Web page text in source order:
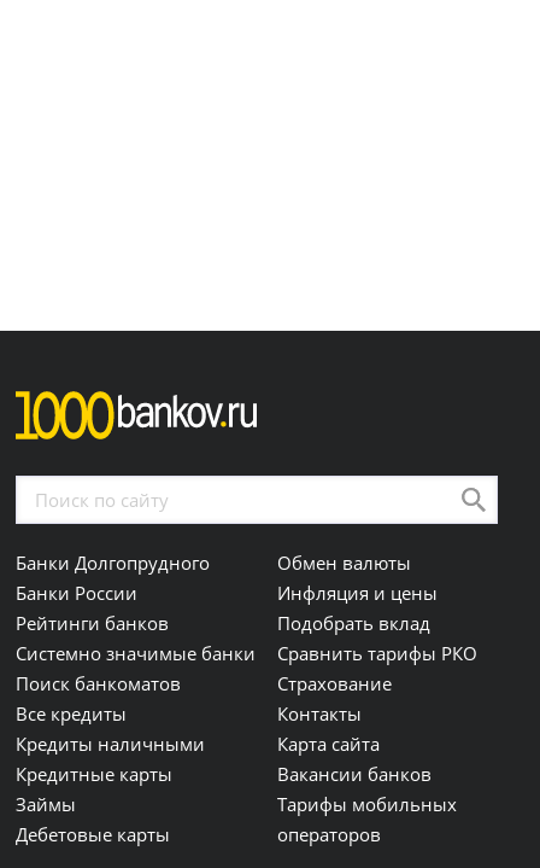
Банки Долгопрудного
Банки России
Рейтинги банков
Системно значимые банки
Поиск банкоматов
Все кредиты
Кредиты наличными
Кредитные карты
Займы
Дебетовые карты
Обмен валюты
Инфляция и цены
Подобрать вклад
Сравнить тарифы РКО
Страхование
Контакты
Карта сайта
Вакансии банков
Тарифы мобильных
операторов